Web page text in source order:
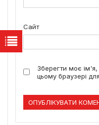
Сайт
Зберегти моє
цьому браузері